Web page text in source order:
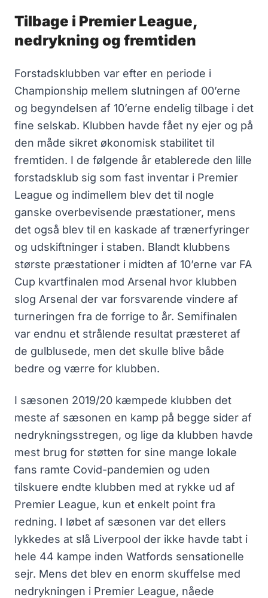
Tilbage i Premier League,
nedrykning og fremtiden
Forstadsklubben var efter en periode i
Championship mellem slutningen af 00’erne
og begyndelsen af 10’erne endelig tilbage i det
fine selskab. Klubben havde fået ny ejer og på
den måde sikret økonomisk stabilitet til
fremtiden. I de følgende år etablerede den lille
forstadsklub sig som fast inventar i Premier
League og indimellem blev det til nogle
ganske overbevisende præstationer, mens
det også blev til en kaskade af trænerfyringer
og udskiftninger i staben. Blandt klubbens
største præstationer i midten af 10’erne var FA
Cup kvartfinalen mod Arsenal hvor klubben
slog Arsenal der var forsvarende vindere af
turneringen fra de forrige to år. Semifinalen
var endnu et strålende resultat præsteret af
de gulblusede, men det skulle blive både
bedre og værre for klubben.
I sæsonen 2019/20 kæmpede klubben det
meste af sæsonen en kamp på begge sider af
nedrykningsstregen, og lige da klubben havde
mest brug for støtten for sine mange lokale
fans ramte Covid-pandemien og uden
tilskuere endte klubben med at rykke ud af
Premier League, kun et enkelt point fra
redning. I løbet af sæsonen var det ellers
lykkedes at slå Liverpool der ikke havde tabt i
hele 44 kampe inden Watfords sensationelle
sejr. Mens det blev en enorm skuffelse med
nedrykningen i Premier League, nåede